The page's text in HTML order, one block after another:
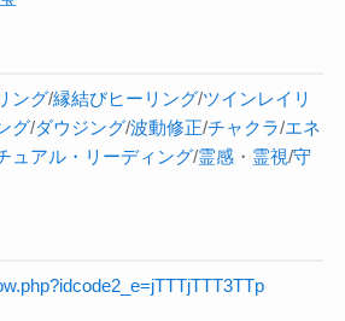
ング/縁結びヒーリング/ツインレイ リ
グ/ダウジング/波動修正/チャクラ/エネ
ュアル・リーディング/霊感・ 霊視/守